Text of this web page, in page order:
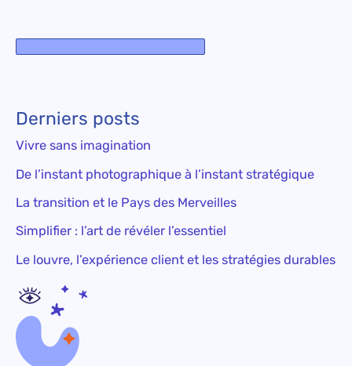
Derniers posts
Vivre sans imagination
De l’instant photographique à l’instant stratégique
La transition et le Pays des Merveilles
Simplifier : l’art de révéler l’essentiel
Le louvre, l’expérience client et les stratégies durables